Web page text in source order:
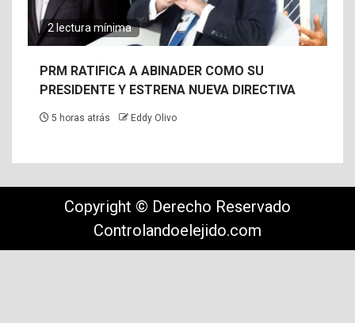
2 lectura mínima
PRM RATIFICA A ABINADER COMO SU
PRESIDENTE Y ESTRENA NUEVA DIRECTIVA
5 horas atrás Eddy Olivo
Copyright © Derecho Reservado
Controlandoelejido.com